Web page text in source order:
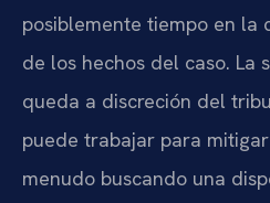
posiblemente tiempo en la
de los hechos del caso. La
queda a discreción del
puede trabajar para
menudo buscando una